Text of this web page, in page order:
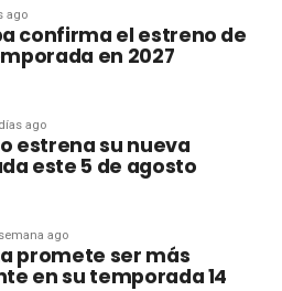
ago
confirma el estreno de
en 2027
ago
estrena su nueva
este 5 de agosto
ago
promete ser más
en su temporada 14